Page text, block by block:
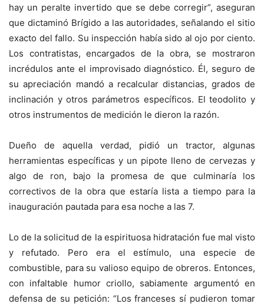
hay un peralte invertido que se debe corregir”, aseguran
que dictaminó Brígido a las autoridades, señalando el sitio
exacto del fallo. Su inspección había sido al ojo por ciento.
Los contratistas, encargados de la obra, se mostraron
incrédulos ante el improvisado diagnóstico. Él, seguro de
su apreciación mandó a recalcular distancias, grados de
inclinación y otros parámetros específicos. El teodolito y
otros instrumentos de medición le dieron la razón.
Dueño de aquella verdad, pidió un tractor, algunas
herramientas específicas y un pipote lleno de cervezas y
algo de ron, bajo la promesa de que culminaría los
correctivos de la obra que estaría lista a tiempo para la
inauguración pautada para esa noche a las 7.
Lo de la solicitud de la espirituosa hidratación fue mal visto
y refutado. Pero era el estímulo, una especie de
combustible, para su valioso equipo de obreros. Entonces,
con infaltable humor criollo, sabiamente argumentó en
defensa de su petición: “Los franceses sí pudieron tomar